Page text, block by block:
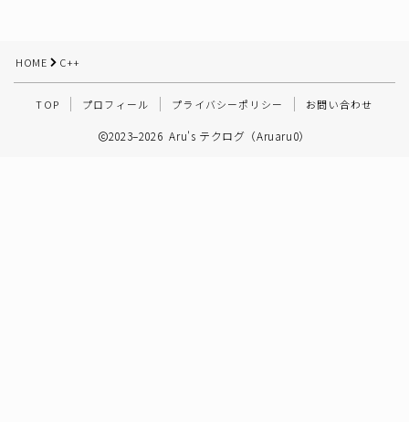
HOME C++
TOP プロフィール プライバシーポリシー お問い合わせ
2023–2026 Aru's テクログ（Aruaru0）